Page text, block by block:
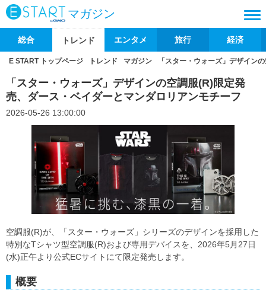
マガジン
総合 トレンド エンタメ 旅行 経済
E START トップページ トレンド マガジン 「スター・ウォーズ」デザイン
「スター・ウォーズ」デザインの空調服(R)限定発
売、ダース・ベイダーとマンダロリアンモチーフ
2026-05-26 13:00:00
空調服(R)が、「スター・ウォーズ」シリーズのデザインを採用した
特別なTシャツ型空調服(R)および専用デバイスを、2026年5月27日
(水)正午より公式ECサイトにて限定発売します。
概要